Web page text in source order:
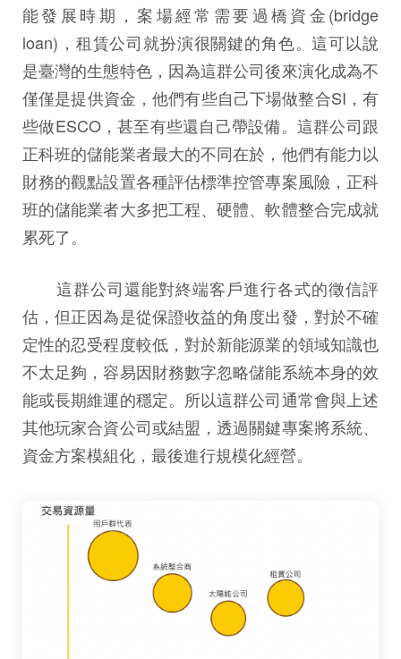
能發展時期，案場經常需要過橋資金(bridge
loan)，租賃公司就扮演很關鍵的角色。這可以說
是臺灣的生態特色，因為這群公司後來演化成為不
僅僅是提供資金，他們有些自己下場做整合SI，有
些做ESCO，甚至有些還自己帶設備。這群公司跟
正科班的儲能業者最大的不同在於，他們有能力以
財務的觀點設置各種評估標準控管專案風險，正科
班的儲能業者大多把工程、硬體、軟體整合完成就
累死了。
這群公司還能對終端客戶進行各式的徵信評
估，但正因為是從保證收益的角度出發，對於不確
定性的忍受程度較低，對於新能源業的領域知識也
不太足夠，容易因財務數字忽略儲能系統本身的效
能或長期維運的穩定。所以這群公司通常會與上述
其他玩家合資公司或結盟，透過關鍵專案將系統、
資金方案模組化，最後進行規模化經營。